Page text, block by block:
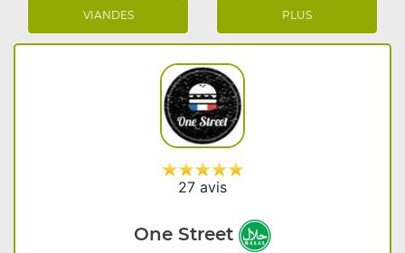
VIANDES PLUS
27 avis
One Street